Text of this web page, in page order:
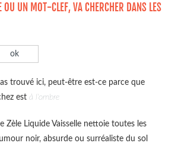
OU UN MOT-CLEF, VA CHERCHER DANS LES
trouvé ici, peut-être est-ce parce que
est à l'ombre
Zèle Liquide Vaisselle nettoie toutes les
noir, absurde ou surréaliste du sol